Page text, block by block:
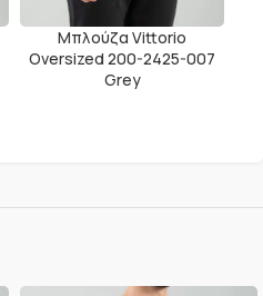
Μπλούζα Vittorio
Oversized 200-2425-007
Grey